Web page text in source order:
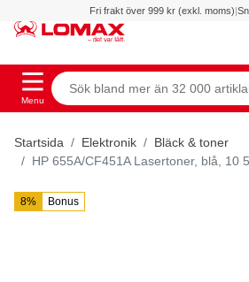
Fri frakt över 999 kr (exkl. moms)|
Menu
Startsida Elektronik
Bläck & toner
HP 655A/CF451A Lasertoner, blå, 10
8% Bonus